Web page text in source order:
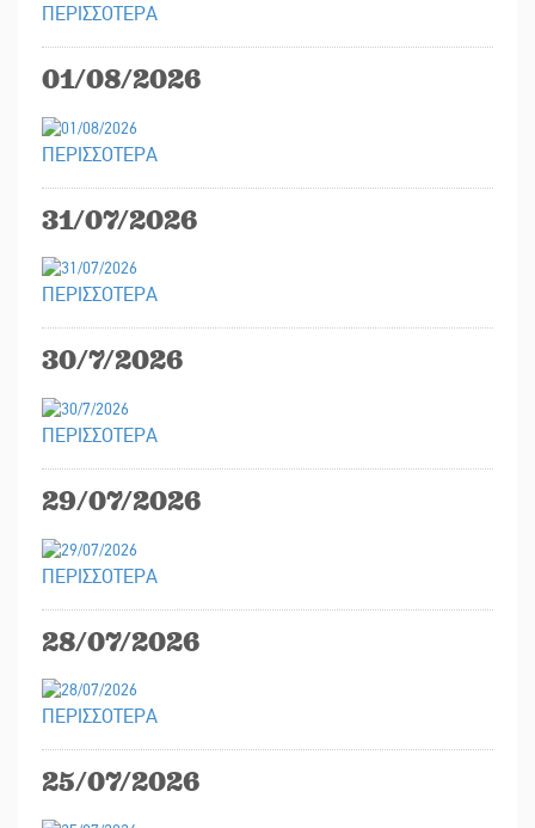
ΠΕΡΙΣΣΟΤΕΡΑ
01/08/2026
ΠΕΡΙΣΣΟΤΕΡΑ
31/07/2026
ΠΕΡΙΣΣΟΤΕΡΑ
30/7/2026
ΠΕΡΙΣΣΟΤΕΡΑ
29/07/2026
ΠΕΡΙΣΣΟΤΕΡΑ
28/07/2026
ΠΕΡΙΣΣΟΤΕΡΑ
25/07/2026